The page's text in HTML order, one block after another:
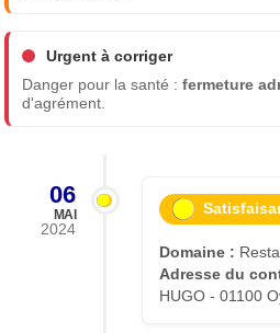
Urgent à corriger
Danger pour la santé :fermeture
d'agrément.
06
MAI
2024
Domaine :
Adresse du
HUGO - 01100